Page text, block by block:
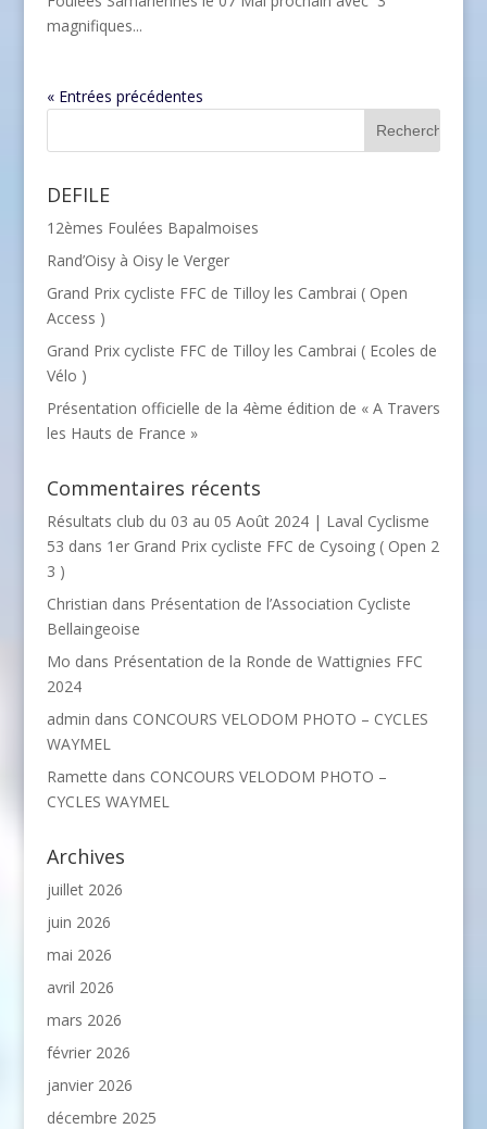
magnifiques...
« Entrées précédentes
DEFILE
12èmes Foulées Bapalmoises
Rand’Oisy à Oisy le Verger
Grand Prix cycliste FFC de Tilloy les Cambrai ( Open
Access )
Grand Prix cycliste FFC de Tilloy les Cambrai ( Ecoles de
Vélo )
Présentation officielle de la 4ème édition de « A Travers
les Hauts de France »
Commentaires récents
Résultats club du 03 au 05 Août 2024 | Laval Cyclisme
53 dans 1er Grand Prix cycliste FFC de Cysoing ( Open 2
3 )
Christian dans Présentation de l’Association Cycliste
Bellaingeoise
Mo dans Présentation de la Ronde de Wattignies FFC
2024
admin dans CONCOURS VELODOM PHOTO – CYCLES
WAYMEL
Ramette dans CONCOURS VELODOM PHOTO –
CYCLES WAYMEL
Archives
juillet 2026
juin 2026
mai 2026
avril 2026
mars 2026
février 2026
janvier 2026
décembre 2025